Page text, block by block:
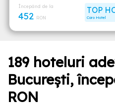
TOP
Caro Hotel
Începând de la
452 RON
189 hoteluri
București,
RON